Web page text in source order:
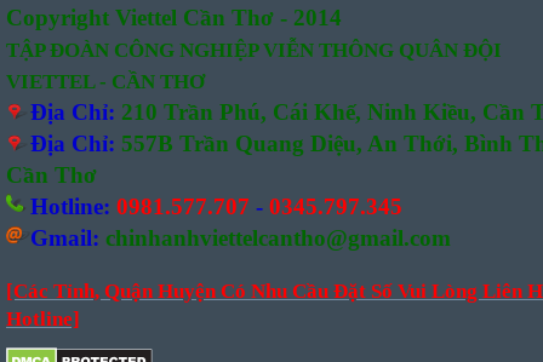
Copyright Viettel Cần Thơ - 2014
TẬP ĐOÀN CÔNG NGHIỆP VIỄN THÔNG QUÂN ĐỘI
VIETTEL - CẦN THƠ
Địa Chỉ: 210 Trần Phú, Cái Khế, Ninh Kiều, Cần
Địa Chỉ: 557B Trần Quang Diệu, An Thới, Bình
Cần Thơ
Hotline: 0981.577.707 - 0345.797.345
Gmail: chinhanhviettelcantho@gmail.com
[Các Tỉnh, Quận Huyện Có Nhu Cầu Đặt Số Vui Lòng Liên
Hotline]